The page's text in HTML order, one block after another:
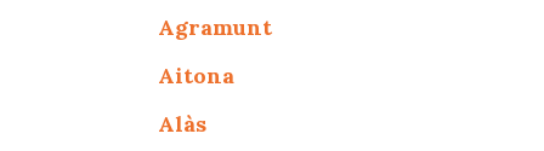
Agramunt
Aitona
Alàs